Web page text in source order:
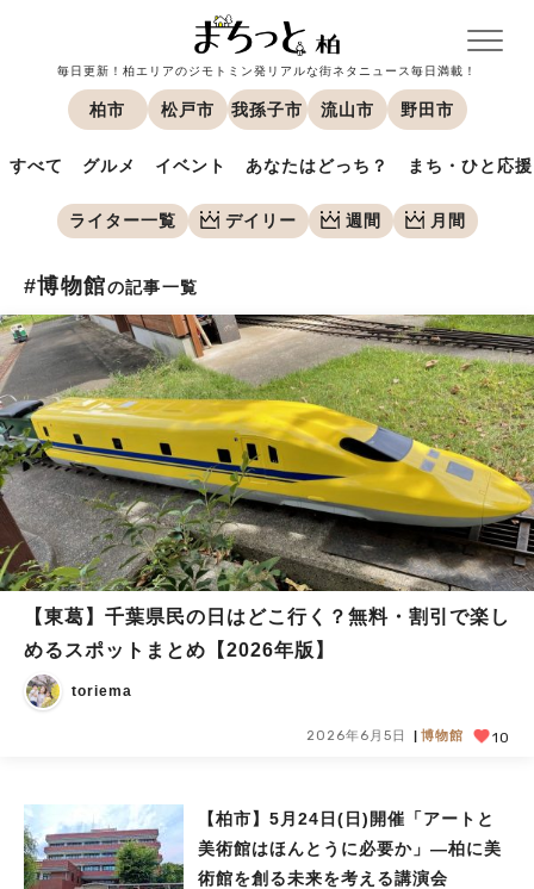
毎日更新！柏エリアのジモトミン発リアルな街ネタニュース毎日満載！
柏市 松戸市 我孫子市 流山市 野田市
すべて グルメ イベント あなたはどっち？ まち・ひと応援
ライター一覧 デイリー 週間 月間
#博物館の記事一覧
【東葛】千葉県民の日はどこ行く？無料・割引で楽し
めるスポットまとめ【2026年版】
toriema
2026年6月5日 博物館 10
【柏市】5月24日(日)開催「アートと
美術館はほんとうに必要か」—柏に美
術館を創る未来を考える講演会